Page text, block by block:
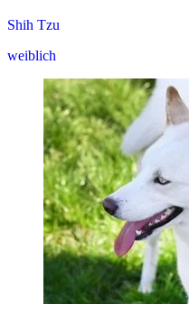
Shih Tzu
weiblich